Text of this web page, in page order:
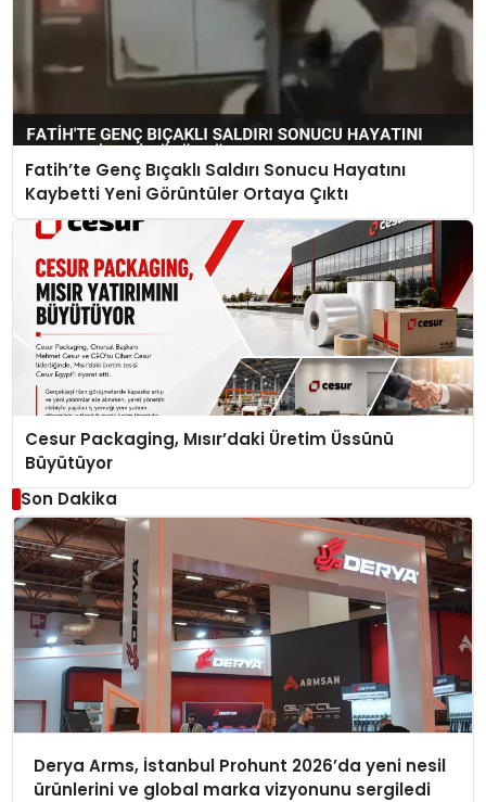
Fatih’te Genç Bıçaklı Saldırı Sonucu Hayatını
Kaybetti Yeni Görüntüler Ortaya Çıktı
Cesur Packaging, Mısır’daki Üretim Üssünü
Büyütüyor
Son Dakika
Derya Arms, İstanbul Prohunt 2026’da yeni nesil
ürünlerini ve global marka vizyonunu sergiledi